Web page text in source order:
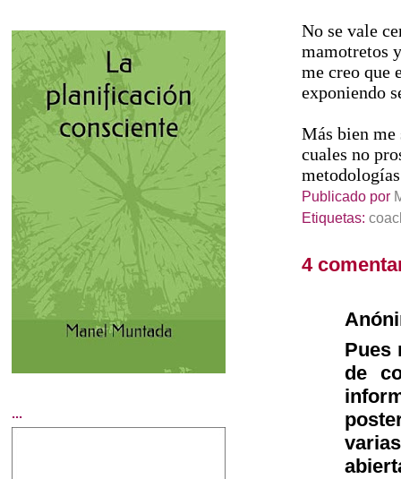
No se vale
mamotretos
me creo que
exponiendo
Más bien me
cuales no
Publicado por
Etiquetas:
4
Pues
de
...